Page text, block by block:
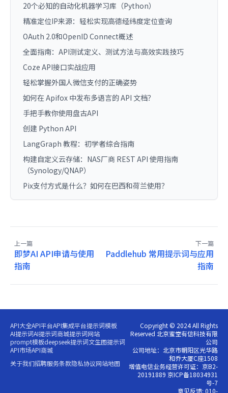
20个必知的自动化机器学习库（Python）
精准定位IP来源：轻松实现高德经纬度定位查询
OAuth 2.0和OpenID Connect概述
全面指南：API测试定义、测试方法与高效实践技巧
Coze API接口实战应用
轻松掌握外国人微信支付的正确姿势
如何在 Apifox 中发布多语言的 API 文档？
手把手教你使用盘古API
创建 Python API
LangGraph 教程：初学者综合指南
构建自定义云存储：NAS厂商 REST API 使用指南
（Synology/QNAP）
Pix支付方式是什么？如何在巴西和荷兰使用？
上一篇
即梦AI API申请与使用
指南
下一篇
Paddlehub 常用提示词与应用
指南
API大全API平台API集成平台提示词模板
AI提示词AI提示词商城提示词网站
prompt模板deepseek提示词文生图提示词
API市场API商城
关于我们招聘服务条款隐私协议网站地图
Copyright © 2024 All Rights
Reserved 北京蜜堂有信科技有限
公司
公司地址：北京市朝阳区光华路
和乔大厦C座1508
增值电信业务经营许可证：京B2-
20191889 京ICP备18034931
号-7
意见反馈: 010-